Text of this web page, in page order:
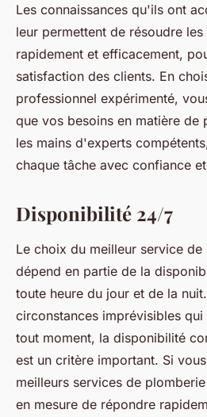
Les connaissances qu'ils ont
leur permettent de résoudre
rapidement et efficacement,
satisfaction des clients. En
professionnel expérimenté,
que vos besoins en matière de
les mains d'experts
chaque tâche avec confiance
Disponibilité 24/7
Le choix du meilleur service
dépend en partie de la
toute heure du jour et de la
circonstances imprévisibles qui
tout moment, la disponibilité
est un critère important. Si
meilleurs services de
en mesure de répondre